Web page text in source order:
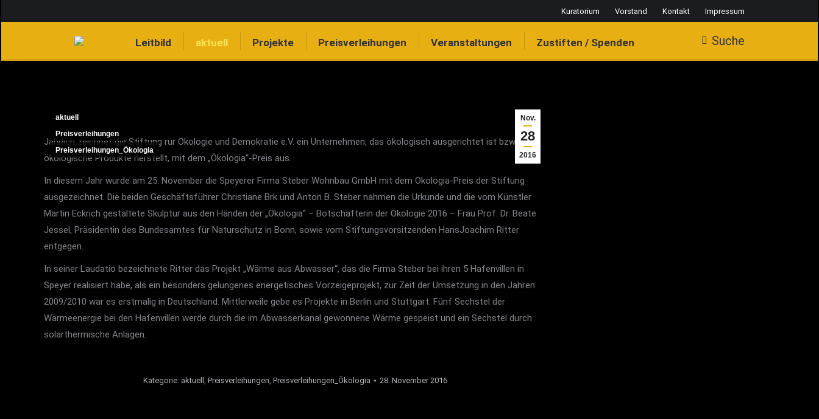
Kuratorium Vorstand Kontakt Impressum
Leitbild aktuell Projekte Preisverleihungen Veranstaltungen Zustiften / Spenden Search:
Suche
Nov.
28
2016
aktuell
Preisverleihungen
Preisverleihungen_Ökologia
Jährlich zeichnet die Stiftung rür Ökologie und Demokratie e.V. ein Unternehmen, das ökologisch ausgerichtet ist bzw.
ökologische Produkte herstellt, mit dem „Ökologia“-Preis aus.
In diesem Jahr wurde am 25. November die Speyerer Firma Steber Wohnbau GmbH mit dem Ökologia-Preis der Stiftung
ausgezeichnet. Die beiden Geschäftsführer Christiane Brk und Anton B. Steber nahmen die Urkunde und die vom Künstler
Martin Eckrich gestaltete Skulptur aus den Händen der „Ökologia“ – Botschafterin der Ökologie 2016 – Frau Prof. Dr. Beate
Jessel, Präsidentin des Bundesamtes für Naturschutz in Bonn, sowie vom Stiftungsvorsitzenden HansJoachim Ritter
entgegen.
In seiner Laudatio bezeichnete Ritter das Projekt „Wärme aus Abwasser“, das die Firma Steber bei ihren 5 Hafenvillen in
Speyer realisiert habe, als ein besonders gelungenes energetisches Vorzeigeprojekt, zur Zeit der Umsetzung in den Jahren
2009/2010 war es erstmalig in Deutschland. Mittlerweile gebe es Projekte in Berlin und Stuttgart. Fünf Sechstel der
Wärmeenergie bei den Hafenvillen werde durch die im Abwasserkanal gewonnene Wärme gespeist und ein Sechstel durch
solarthermische Anlagen.
Kategorie: aktuell , Preisverleihungen, Preisverleihungen_Ökologia 28. November 2016
Leitbild aktuell Projekte Preisverleihungen Veranstaltungen
Zustiften / Spenden
Search:
Suche